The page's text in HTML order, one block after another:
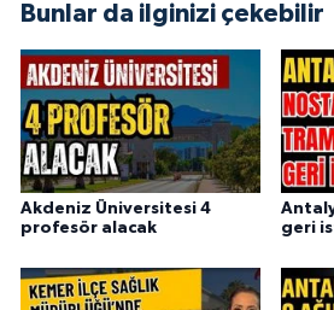
Bunlar da ilginizi çekebilir
Akdeniz Üniversitesi 4
profesör alacak
geri